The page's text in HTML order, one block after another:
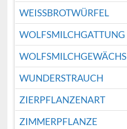
WEISSBROTWÜRFEL
WOLFSMILCHGATTUNG
WOLFSMILCHGEWÄCHS
WUNDERSTRAUCH
ZIERPFLANZENART
ZIMMERPFLANZE